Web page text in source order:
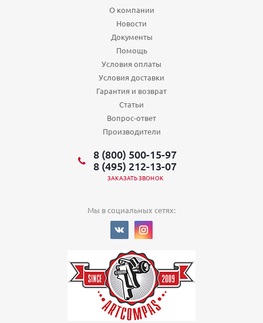
О компании
Новости
Документы
Помощь
Условия оплаты
Условия доставки
Гарантия и возврат
Статьи
Вопрос-ответ
Производители
8 (800) 500-15-97
8 (495) 212-13-07
ЗАКАЗАТЬ ЗВОНОК
Мы в социальных сетях: